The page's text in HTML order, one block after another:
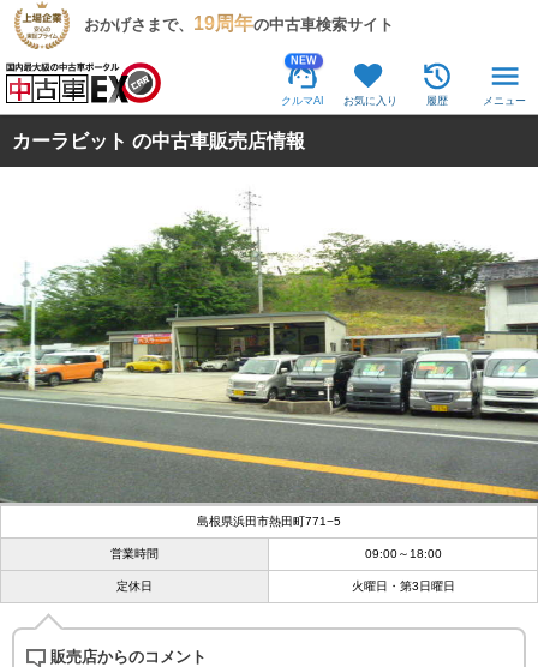
おかげさまで、 19周年の中古車検索サイト
NEW
クルマAI お気に入り 履歴 メニュー
カーラビット の中古車販売店情報
島根県浜田市熱田町771−5
営業時間 09:00～18:00
定休日 火曜日・第3日曜日
販売店からのコメント